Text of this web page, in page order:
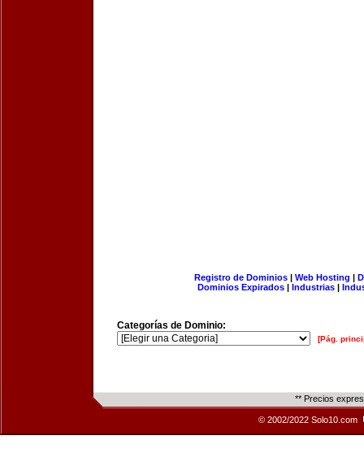
Registro de Dominios| Web Hosting |
Dominios Expirados | Industrias |
Categorías de Dominio:
[Pág.
** Precios
© 2002/2022 Solo10.com